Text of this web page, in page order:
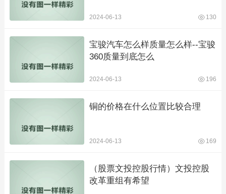
2024-06-13 130
宝骏汽车怎么样质量怎么样--宝骏
360质量到底怎么
2024-06-13 196
铜的价格在什么位置比较合理
2024-06-13 169
（股票文投控股行情）文投控股
改革重组有希望